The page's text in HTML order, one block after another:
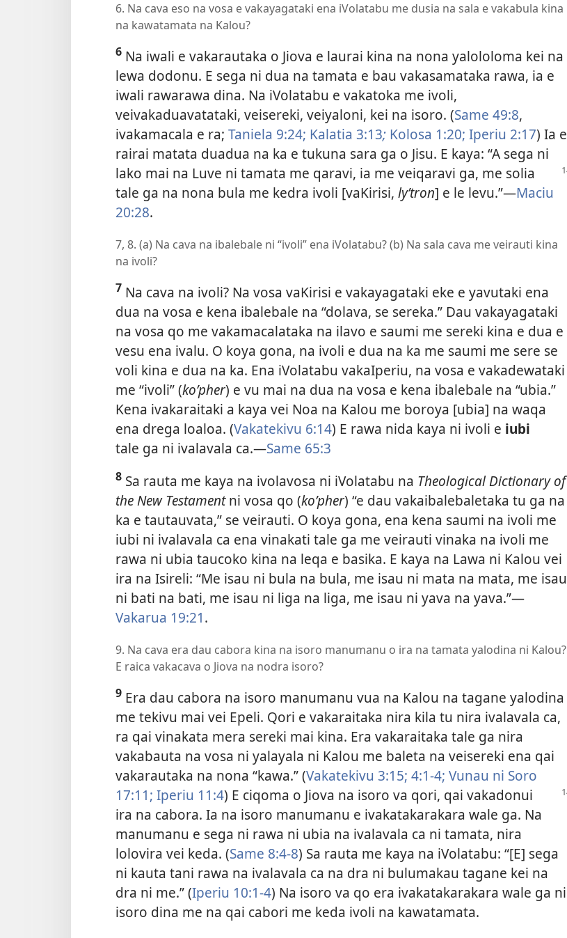
6. Na cava eso na vosa e vakayagataki ena iVolatabu me dusia na sala e vakabula kina
na kawatamata na Kalou?
6 Na iwali e vakarautaka o Jiova e laurai kina na nona yalololoma kei na
lewa dodonu. E sega ni dua na tamata e bau vakasamataka rawa, ia e
iwali rawarawa dina. Na iVolatabu e vakatoka me ivoli,
veivakaduavatataki, veisereki, veiyaloni, kei na isoro. (Same 49:8,
ivakamacala e ra; Taniela 9:24; Kalatia 3:13; Kolosa 1:20; Iperiu 2:17) Ia e
rairai matata duadua na ka e tukuna sara ga o Jisu. E kaya: “A sega ni
lako mai na Luve ni tamata me qaravi, ia me veiqaravi ga, me solia
tale ga na nona bula me kedra ivoli [vaKirisi, lyʹtron] e le levu.”—Maciu
20:28.
7, 8. (a) Na cava na ibalebale ni “ivoli” ena iVolatabu? (b) Na sala cava me veirauti kina
na ivoli?
7 Na cava na ivoli? Na vosa vaKirisi e vakayagataki eke e yavutaki ena
dua na vosa e kena ibalebale na “dolava, se sereka.” Dau vakayagataki
na vosa qo me vakamacalataka na ilavo e saumi me sereki kina e dua e
vesu ena ivalu. O koya gona, na ivoli e dua na ka me saumi me sere se
voli kina e dua na ka. Ena iVolatabu vakaIperiu, na vosa e vakadewataki
me “ivoli” (koʹpher) e vu mai na dua na vosa e kena ibalebale na “ubia.”
Kena ivakaraitaki a kaya vei Noa na Kalou me boroya [ubia] na waqa
ena drega loaloa. (Vakatekivu 6:14) E rawa nida kaya ni ivoli e iubi
tale ga ni ivalavala ca.—Same 65:3
8 Sa rauta me kaya na ivolavosa ni iVolatabu na Theological Dictionary of
the New Testamentni vosa qo (koʹpher) “e dau vakaibalebaletaka tu ga na
ka e tautauvata,” se veirauti. O koya gona, ena kena saumi na ivoli me
iubi ni ivalavala ca ena vinakati tale ga me veirauti vinaka na ivoli me
rawa ni ubia taucoko kina na leqa e basika. E kaya na Lawa ni Kalou vei
ira na Isireli: “Me isau ni bula na bula, me isau ni mata na mata, me isau
ni bati na bati, me isau ni liga na liga, me isau ni yava na yava.”—
Vakarua 19:21.
9. Na cava era dau cabora kina na isoro manumanu o ira na tamata yalodina ni Kalou?
E raica vakacava o Jiova na nodra isoro?
9 Era dau cabora na isoro manumanu vua na Kalou na tagane yalodina
me tekivu mai vei Epeli. Qori e vakaraitaka nira kila tu nira ivalavala ca,
ra qai vinakata mera sereki mai kina. Era vakaraitaka tale ga nira
vakabauta na vosa ni yalayala ni Kalou me baleta na veisereki ena qai
vakarautaka na nona “kawa.” (Vakatekivu 3:15; 4:1-4; Vunau ni Soro
17:11; Iperiu 11:4) E ciqoma o Jiova na isoro va qori, qai vakadonui
ira na cabora. Ia na isoro manumanu e ivakatakarakara wale ga. Na
manumanu e sega ni rawa ni ubia na ivalavala ca ni tamata, nira
lolovira vei keda. (Same 8:4-8) Sa rauta me kaya na iVolatabu: “[E] sega
ni kauta tani rawa na ivalavala ca na dra ni bulumakau tagane kei na
dra ni me.” (Iperiu 10:1-4) Na isoro va qo era ivakatakarakara wale ga ni
isoro dina me na qai cabori me keda ivoli na kawatamata.